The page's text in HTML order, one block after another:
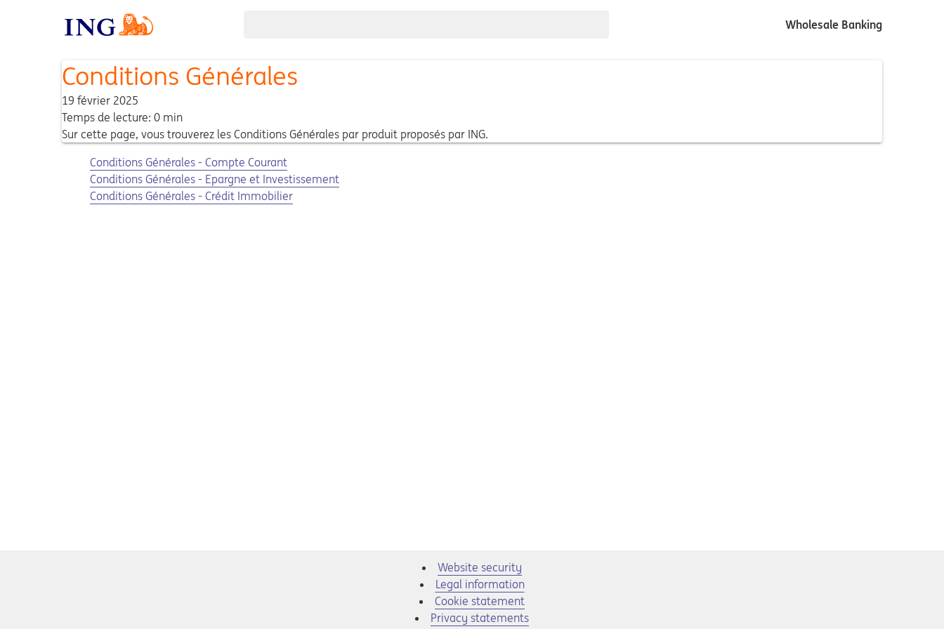
Wholesale Banking
Conditions Générales
19 février 2025
Temps de lecture: 0 min
Sur cette page, vous trouverez les Conditions Générales par produit proposés par ING.
Opens in a new tab
Opens a pdf
Conditions Générales - Compte Courant
Opens in a new tab
Opens a pdf
Conditions Générales - Epargne et Investissement
Opens in a new tab
Opens a pdf
Conditions Générales - Crédit Immobilier
Website security
Legal information
Cookie statement
Privacy statements